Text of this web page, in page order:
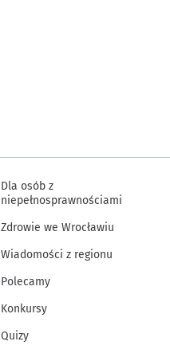
Dla osób z
niepełnosprawnościami
Zdrowie we Wrocławiu
Wiadomości z regionu
Polecamy
Konkursy
Quizy